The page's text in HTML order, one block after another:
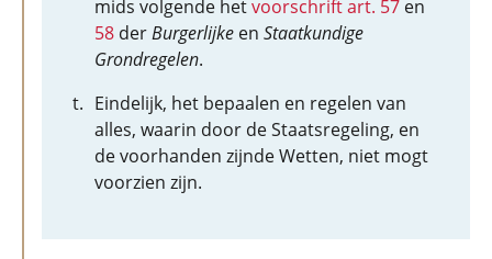
mids volgende hetvoorschrift art. 57 en
58 derBurgerlijke en Staatkundige
Grondregelen.
Eindelijk, het bepaalen en regelen van
alles, waarin door de Staatsregeling, en
de voorhanden zijnde Wetten, niet mogt
voorzien zijn.